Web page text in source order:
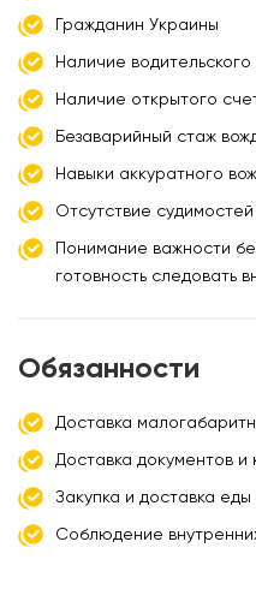
Гражданин Украины
Наличие
Наличие открытого
Безаварийный стаж
Навыки аккуратного
Отсутствие судимостей
Понимание важности
готовность следовать
Обязанности
Доставка
Доставка документов и
Закупка и доставка
Соблюдение